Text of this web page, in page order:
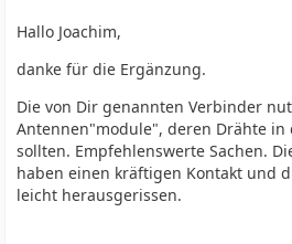
Hallo Joachim,
danke für die Ergänzung.
Die von Dir genannten Verbinder
Antennen"module", deren Drähte in
sollten. Empfehlenswerte Sachen.
haben einen kräftigen Kontakt und
leicht herausgerissen.